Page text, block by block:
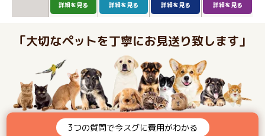
詳細を見る 詳細を見る 詳細を見る 詳細を見る
「大切なペットを丁寧にお見送り致します」
3つの質問で今スグに費用がわかる